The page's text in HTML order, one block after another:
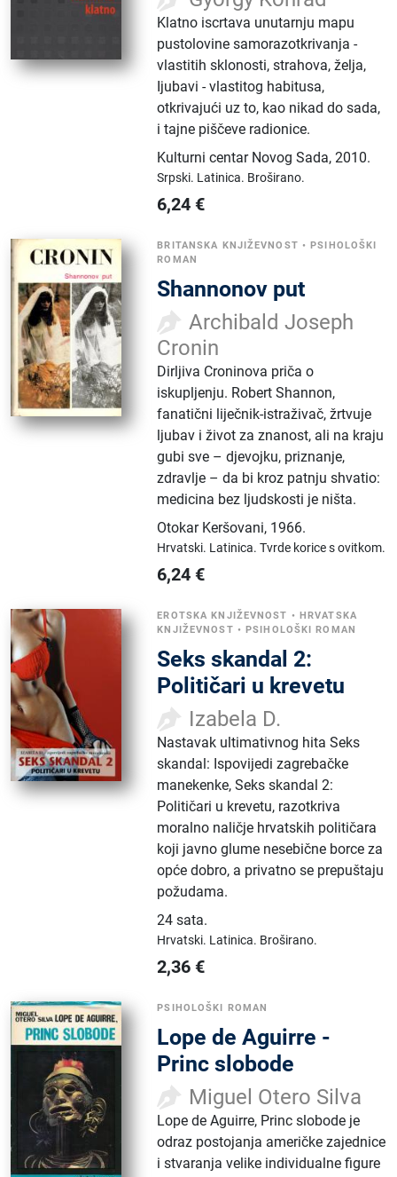
Klatno iscrtava unutarnju mapu
pustolovine samorazotkrivanja -
vlastitih sklonosti, strahova, želja,
Ijubavi - vlastitog habitusa,
otkrivajući uz to, kao nikad do sada,
i tajne piščeve radionice.
Kulturni centar Novog Sada,2010.
Srpski. Latinica. Broširano.
6,24 €
BRITANSKA KNJIŽEVNOST •PSIHOLOŠKI
ROMAN
Shannonov put
Archibald Joseph
Cronin
Dirljiva Croninova priča o
iskupljenju. Robert Shannon,
fanatični liječnik-istraživač, žrtvuje
ljubav i život za znanost, ali na kraju
gubi sve – djevojku, priznanje,
zdravlje – da bi kroz patnju shvatio:
medicina bez ljudskosti je ništa.
Otokar Keršovani, 1966.
Hrvatski. Latinica.Tvrde korice s ovitkom.
6,24 €
EROTSKA KNJIŽEVNOST • HRVATSKA
KNJIŽEVNOST •PSIHOLOŠKI ROMAN
Seks skandal 2:
Političari u krevetu
Izabela D.
Nastavak ultimativnog hita Seks
skandal: Ispovijedi zagrebačke
manekenke, Seks skandal 2:
Političari u krevetu, razotkriva
moralno naličje hrvatskih političara
koji javno glume nesebične borce za
opće dobro, a privatno se prepuštaju
požudama.
24 sata.
Hrvatski. Latinica. Broširano.
2,36 €
PSIHOLOŠKI ROMAN
Lope de Aguirre -
Princ slobode
Miguel Otero Silva
Lope de Aguirre, Princ slobode je
odraz postojanja američke zajednice
i stvaranja velike individualne figure